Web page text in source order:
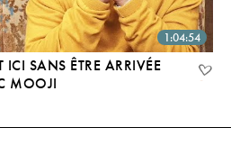
1:04:54
SANS ÊTRE ARRIVÉE
MOOJI